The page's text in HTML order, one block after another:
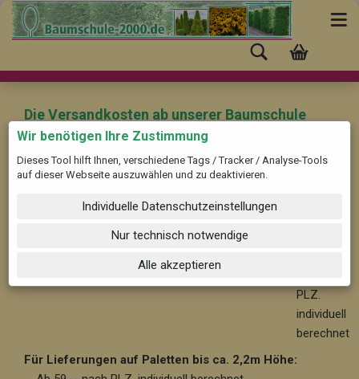
Die Versandkosten ab unserer Baumschule
(Pinneberg) nach "Marktbergel" mit der PLZ:
91613 betragen:
59,-- im Nahbereich bis 30 km, nach PLZ. individuell
PLZ.
individuell
berechnet
Für Lieferungen auf Paletten bis ca. 2,2m Höhe:
Wir benötigen Ihre Zustimmung
Dieses Tool hilft Ihnen, verschiedene Tags / Tracker / Analyse-Tools
auf dieser Webseite auszuwählen und zu deaktivieren.
Individuelle Datenschutzeinstellungen
Nur technisch notwendige
Alle akzeptieren